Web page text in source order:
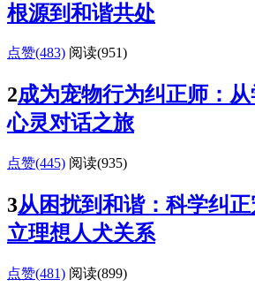
根源到和谐共处
点赞(483) 阅读(951)
2成为宠物行为纠正师：
心灵对话之旅
点赞(445) 阅读(935)
3从困扰到和谐：科学纠
立理想人犬关系
点赞(481) 阅读(899)